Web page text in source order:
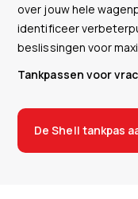
over jouw hele
identificeer
beslissingen voor
Tankpassen voor
De Shell tankpas